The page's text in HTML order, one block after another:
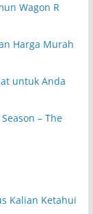
Wagon R
Harga Murah
untuk Anda
– The
Kalian Ketahui